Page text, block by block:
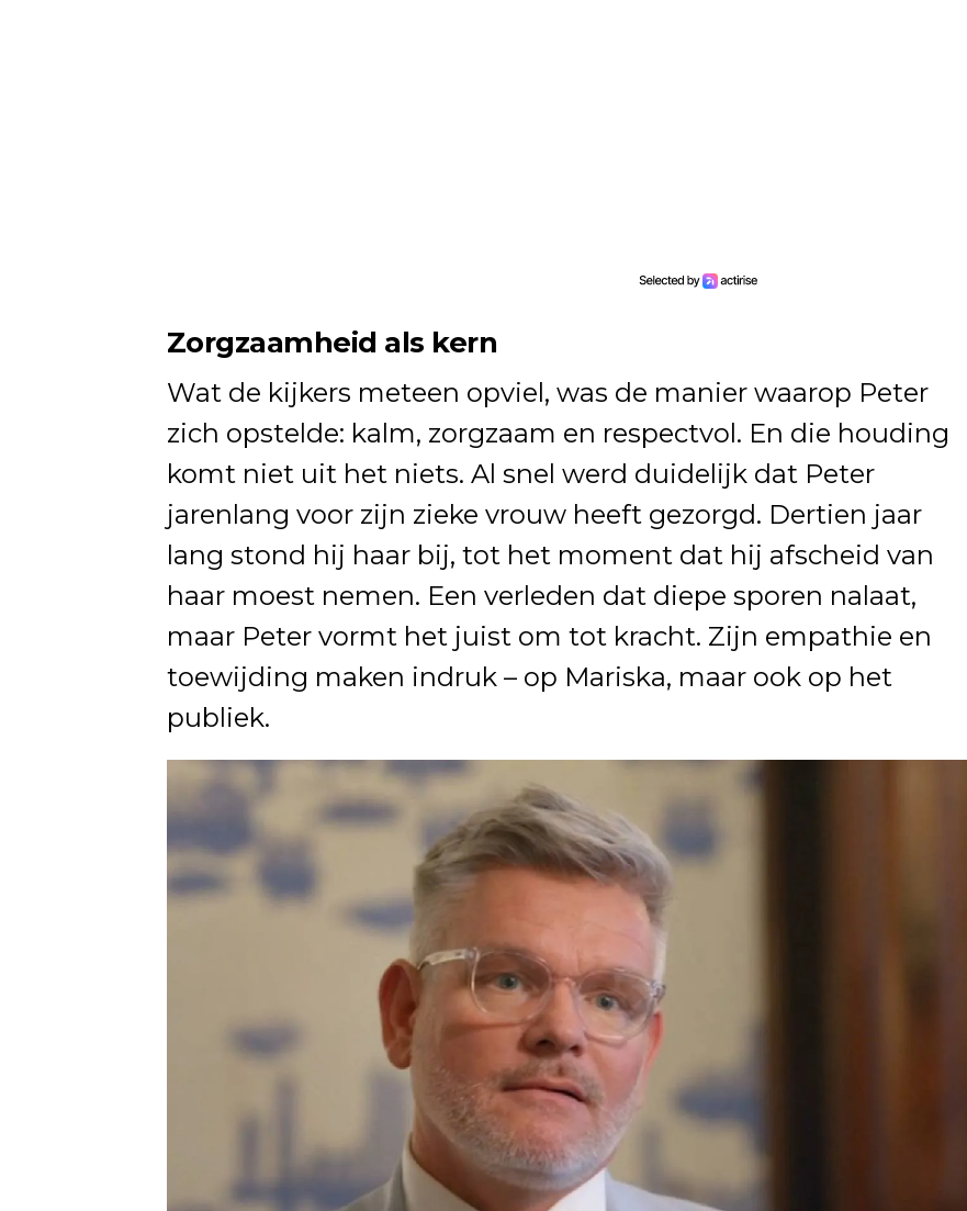
Zorgzaamheid als kern
Wat de kijkers meteen opviel, was de manier waarop Peter
zich opstelde: kalm, zorgzaam en respectvol. En die houding
komt niet uit het niets. Al snel werd duidelijk dat Peter
jarenlang voor zijn zieke vrouw heeft gezorgd. Dertien jaar
lang stond hij haar bij, tot het moment dat hij afscheid van
haar moest nemen. Een verleden dat diepe sporen nalaat,
maar Peter vormt het juist om tot kracht. Zijn empathie en
toewijding maken indruk – op Mariska, maar ook op het
publiek.